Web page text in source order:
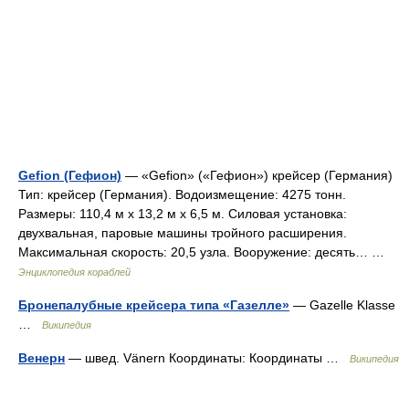
Gefion (Гефион) — «Gefion» («Гефион») крейсер (Германия)
Тип: крейсер (Германия). Водоизмещение: 4275 тонн.
Размеры: 110,4 м х 13,2 м х 6,5 м. Силовая установка:
двухвальная, паровые машины тройного расширения.
Максимальная скорость: 20,5 узла. Вооружение: десять… …
Энциклопедия кораблей
Бронепалубные крейсера типа «Газелле» — Gazelle Klasse
Википедия
Венерн — швед. Vänern Координаты: Координаты … Википедия